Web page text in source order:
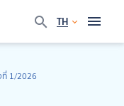
TH
1/2026